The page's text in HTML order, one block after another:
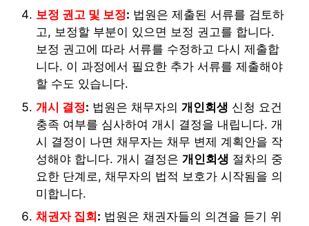
보정 권고 및 보정: 법원은 제출된 서류를 검토하
고, 보정할 부분이 있으면 보정 권고를 합니다.
보정 권고에 따라 서류를 수정하고 다시 제출합
니다. 이 과정에서 필요한 추가 서류를 제출해야
할 수도 있습니다.
개시 결정: 법원은 채무자의개인회생 신청 요건
충족 여부를 심사하여 개시 결정을 내립니다. 개
시 결정이 나면 채무자는 채무 변제 계획안을 작
성해야 합니다. 개시 결정은개인회생 절차의 중
요한 단계로, 채무자의 법적 보호가 시작됨을 의
미합니다.
채권자 집회 : 법원은 채권자들의 의견을 듣기 위